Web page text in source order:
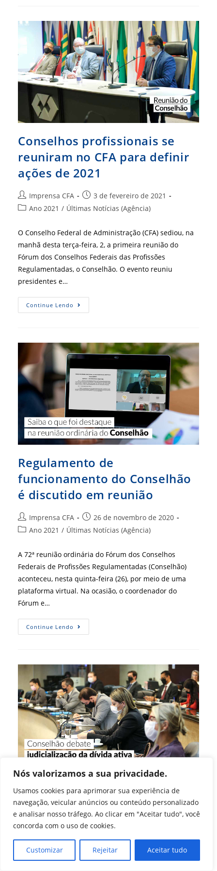
Nós valorizamos a sua privacidade.
Usamos cookies para aprimorar sua experiência de
navegação, veicular anúncios ou conteúdo personalizado
e analisar nosso tráfego. Ao clicar em "Aceitar tudo", você
concorda com o uso de cookies.
Customizar Rejeitar Aceitar tudo
Grupo
Se
Mantém
Nas
Pautas
Nacionais
Conselhos profissionais se
reuniram no CFA para definir
ações de 2021
Autor
do
Imprensa CFA
Post
publicado:
3 de fevereiro de 2021
Categoria
post:
Ano 2021 / Últimas Notícias (Agência)
O Conselho Federal de Administração (CFA) sediou, na
manhã desta terça-feira, 2, a primeira reunião do
Fórum dos Conselhos Federais das Profissões
Regulamentadas, o Conselhão. O evento reuniu
presidentes e…
Continue Lendo Conselhos
Profissionais
Para
Definir
Ações
De
2021
Regulamento de
funcionamento do Conselhão
é discutido em reunião
Autor
do
Imprensa CFA
Post
publicado:
26 de novembro de 2020
Categoria
Ano 2021 / Últimas Notícias (Agência)
A 72ª reunião ordinária do Fórum dos Conselhos
Federais de Profissões Regulamentadas (Conselhão)
aconteceu, nesta quinta-feira (26), por meio de uma
plataforma virtual. Na ocasião, o coordenador do
Fórum e…
Continue Lendo Regulamento
De
Discutido
Em
Reunião
Conselhão cria duas
comissões para otimizar os
trabalhos
Autor
post:
Imprensa CFA
Post
publicado:
30 de outubro de 2020
Categoria
do
Ano 2020 / Últimas Notícias (Agência)